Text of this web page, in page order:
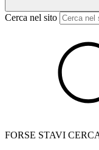
Cerca nel sito
FORSE STAVI